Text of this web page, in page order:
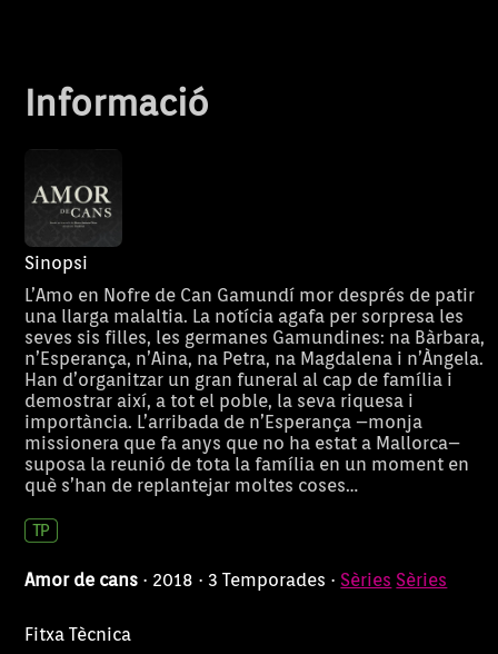
Informació
Sinopsi
L’Amo en Nofre de Can Gamundí mor després de patir
una llarga malaltia. La notícia agafa per sorpresa les
seves sis filles, les germanes Gamundines: na Bàrbara,
n’Esperança, n’Aina, na Petra, na Magdalena i n’Àngela.
Han d’organitzar un gran funeral al cap de família i
demostrar així, a tot el poble, la seva riquesa i
importància. L’arribada de n’Esperança –monja
missionera que fa anys que no ha estat a Mallorca–
suposa la reunió de tota la família en un moment en
què s’han de replantejar moltes coses…
Amor de cans · 2018 · 3 Temporades · Sèries Sèries
Fitxa Tècnica